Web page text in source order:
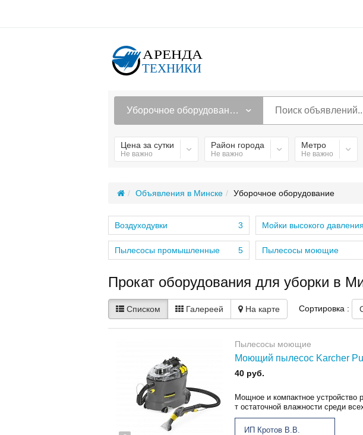
Уборочное оборудование
Цена за сутки
Не важно
Район города
Не важно
Метро
Не важно
Объявления в Минске Уборочное оборудование
3
Воздуходувки
5
Пылесосы промышленные
Мойки высокого давления
Пылесосы моющие
Прокат оборудования для уборки в
Списком Галереей На карте Сортировка :
Пылесосы моющие
Моющий пылесос Karcher
40 руб.
Мощное и компактное устройство
т остаточной влажности среди
ИП Кротов В.В.